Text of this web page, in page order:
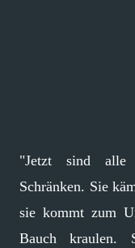
"Jetzt sind alle
Schränken. Sie
sie kommt zum
Bauch kraulen.